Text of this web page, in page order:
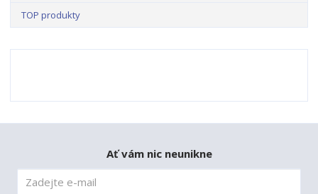
TOP produkty
Ať vám nic neunikne